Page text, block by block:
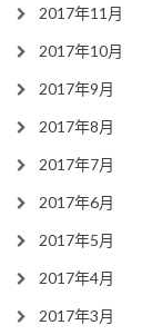
2017年11月
2017年10月
2017年9月
2017年8月
2017年7月
2017年6月
2017年5月
2017年4月
2017年3月